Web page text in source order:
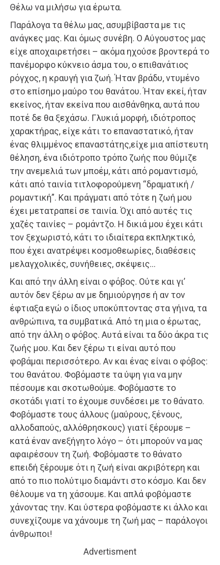
Θέλω να μιλήσω για έρωτα.
Παράλογα τα θέλω μας, ασυμβίβαστα με τις
ανάγκες μας. Και όμως συνέβη. Ο Αύγουστος μας
είχε αποχαιρετήσει – ακόμα ηχούσε βροντερά το
πανέμορφο κύκνειο άσμα του, ο επιθανάτιος
ρόγχος, η κραυγή για ζωή. Ήταν βράδυ, ντυμένο
στο επίσημο μαύρο του θανάτου. Ήταν εκεί, ήταν
εκείνος, ήταν εκείνα που αισθάνθηκα, αυτά που
ποτέ δε θα ξεχάσω. Γλυκιά μορφή, ιδιότροπος
χαρακτήρας, είχε κάτι το επαναστατικό, ήταν
ένας θλιμμένος επαναστάτης,είχε μια απίστευτη
θέληση, ένα ιδιότροπο τρόπο ζωής που θύμιζε
την ανεμελιά των μποέμ, κάτι από ρομαντισμό,
κάτι από ταινία τιτλοφορούμενη “δραματική /
ρομαντική”. Και πράγματι από τότε η ζωή μου
έχει μετατραπεί σε ταινία. Όχι από αυτές τις
χαζές ταινίες – ρομάντζο. Η δικιά μου έχει κάτι
τον ξεχωριστό, κάτι το ιδιαίτερα εκπληκτικό,
που έχει ανατρέψει κοσμοθεωρίες, διαθέσεις
μελαγχολικές, συνήθειες, σκέψεις…
Και από την άλλη είναι ο φόβος. Ούτε και γι’
αυτόν δεν ξέρω αν με δημιούργησε ή αν τον
έφτιαξα εγώ ο ίδιος υποκύπτοντας στα γήινα, τα
ανθρώπινα, τα συμβατικά. Από τη μια ο έρωτας,
από την άλλη ο φόβος. Αυτά είναι τα δύο άκρα τις
ζωής μου. Και δεν ξέρω τι είναι αυτό που
φοβάμαι περισσότερο. Αν και ένας είναι ο φόβος:
του θανάτου. Φοβόμαστε τα ύψη για να μην
πέσουμε και σκοτωθούμε. Φοβόμαστε το
σκοτάδι γιατί το έχουμε συνδέσει με το θάνατο.
Φοβόμαστε τους άλλους (μαύρους, ξένους,
αλλοδαπούς, αλλόθρησκους) γιατί ξέρουμε –
κατά έναν ανεξήγητο λόγο – ότι μπορούν να μας
αφαιρέσουν τη ζωή. Φοβόμαστε το θάνατο
επειδή ξέρουμε ότι η ζωή είναι ακριβότερη και
από το πιο πολύτιμο διαμάντι στο κόσμο. Και δεν
θέλουμε να τη χάσουμε. Και απλά φοβόμαστε
χάνοντας την. Και ύστερα φοβόμαστε κι άλλο και
συνεχίζουμε να χάνουμε τη ζωή μας – παράλογοι
άνθρωποι!
Advertisment